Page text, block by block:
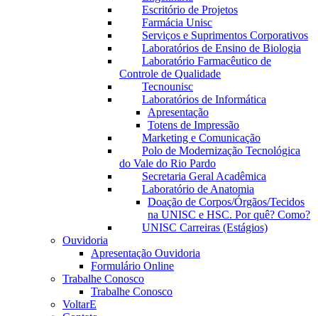
Escritório de Projetos
Farmácia Unisc
Serviços e Suprimentos Corporativos
Laboratórios de Ensino de Biologia
Laboratório Farmacêutico de
Controle de Qualidade
Tecnounisc
Laboratórios de Informática
Apresentação
Totens de Impressão
Marketing e Comunicação
Polo de Modernização Tecnológica
do Vale do Rio Pardo
Secretaria Geral Acadêmica
Laboratório de Anatomia
Doação de Corpos/Órgãos/Tecidos
na UNISC e HSC. Por quê? Como?
UNISC Carreiras (Estágios)
Ouvidoria
Apresentação Ouvidoria
Formulário Online
Trabalhe Conosco
Trabalhe Conosco
VoltarE